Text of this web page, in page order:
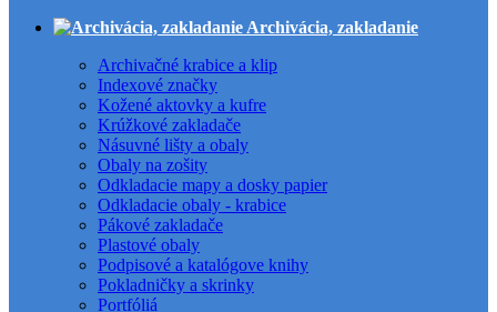
Archivácia, zakladanie
Archivačné krabice a klip
Indexové značky
Kožené aktovky a kufre
Krúžkové zakladače
Násuvné lišty a obaly
Obaly na zošity
Odkladacie mapy a dosky papier
Odkladacie obaly - krabice
Pákové zakladače
Plastové obaly
Podpisové a katalógove knihy
Pokladničky a skrinky
Portfóliá